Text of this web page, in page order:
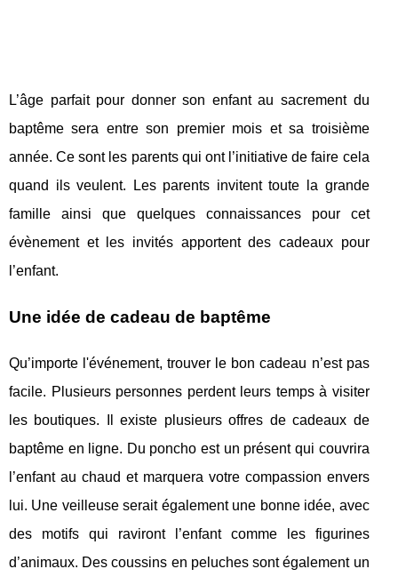
L’âge parfait pour donner son enfant au sacrement du
baptême sera entre son premier mois et sa troisième
année. Ce sont les parents qui ont l’initiative de faire cela
quand ils veulent. Les parents invitent toute la grande
famille ainsi que quelques connaissances pour cet
évènement et les invités apportent des cadeaux pour
l’enfant.
Une idée de cadeau de baptême
Qu’importe l'événement, trouver le bon cadeau n’est pas
facile. Plusieurs personnes perdent leurs temps à visiter
les boutiques. Il existe plusieurs offres de cadeaux de
baptême en ligne. Du poncho est un présent qui couvrira
l’enfant au chaud et marquera votre compassion envers
lui. Une veilleuse serait également une bonne idée, avec
des motifs qui raviront l’enfant comme les figurines
d’animaux. Des coussins en peluches sont également un